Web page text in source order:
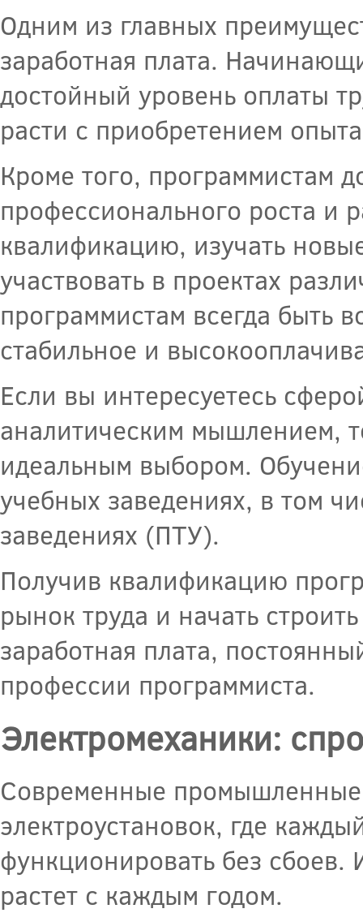
Одним из главных
заработная плата.
достойный уровень оплаты
расти с приобретением
Кроме того, программистам
профессионального роста и
квалификацию, изучать
участвовать в проектах
программистам всегда быть
стабильное и
Если вы интересуетесь
аналитическим мышлением,
идеальным выбором.
учебных заведениях, в том
заведениях (ПТУ).
Получив квалификацию
рынок труда и начать
заработная плата,
профессии программиста.
Электромеханики:
Современные промышленные
электроустановок, где
функционировать без сбоев.
растет с каждым годом.